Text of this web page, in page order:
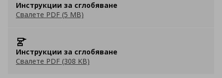
Инструкции за сглобяване
Свалете PDF (5 MB)
Инструкции за сглобяване
Свалете PDF (308 KB)